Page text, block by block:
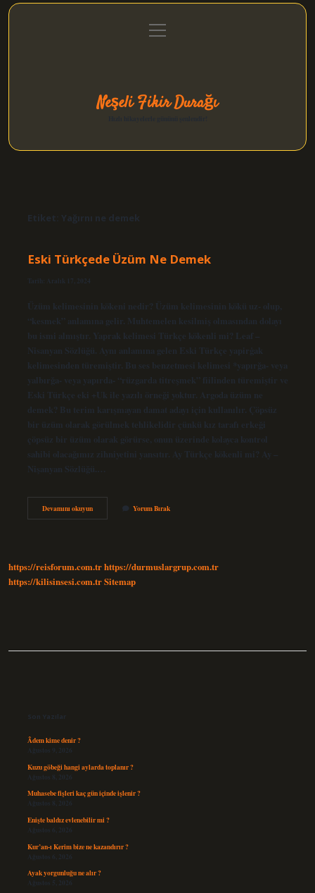
Gizlilik Politikası
menüyü
aç
Neşeli Fikir Durağı
Etiket: Yağırnı ne demek
Eski Türkçede Üzüm Ne Demek
Tarih: Aralık 17, 2024
Üzüm kelimesinin kökeni nedir? Üzüm kelimesinin kökü uz- olup,
“kesmek” anlamına gelir. Muhtemelen kesilmiş olmasından dolayı
bu ismi almıştır. Yaprak kelimesi Türkçe kökenli mi? Leaf –
Nisanyan Sözlüğü. Aynı anlamına gelen Eski Türkçe yapirġak
kelimesinden türemiştir. Bu ses benzetmesi kelimesi *yapırğa- veya
yalbırğa- veya yapırda- “rüzgarda titreşmek” fiilinden türemiştir ve
Eski Türkçe eki +Uk ile yazılı örneği yoktur. Argoda üzüm ne
demek? Bu terim karışmayan damat adayı için kullanılır. Çöpsüz
bir üzüm olarak görülmek tehlikelidir çünkü kız tarafı erkeği
çöpsüz bir üzüm olarak görürse, onun üzerinde kolayca kontrol
sahibi olacağımız zihniyetini yansıtır. Ay Türkçe kökenli mi? Ay –
Nişanyan Sözlüğü.…
Devamını okuyunEski
Türkçede
Yorum Bırak
https://reisforum.com.trhttps://durmuslargrup.com.tr
https://kilisinsesi.com.trSitemap
Son Yazılar
Âdem kime denir ?
Ağustos 9, 2026
Kuzu göbeği hangi aylarda toplanır ?
Ağustos 8, 2026
Muhasebe fişleri kaç gün içinde işlenir ?
Ağustos 8, 2026
Enişte baldız evlenebilir mi ?
Ağustos 6, 2026
Kur’an-ı Kerim bize ne kazandırır ?
Ağustos 6, 2026
Ayak yorgunluğu ne alır ?
Ağustos 5, 2026